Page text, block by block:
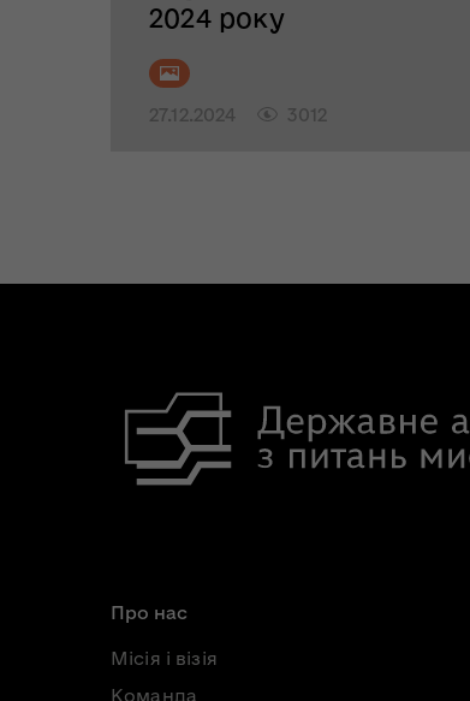
2024 року
27.12.2024 3012
Про нас
Місія і візія
Команда